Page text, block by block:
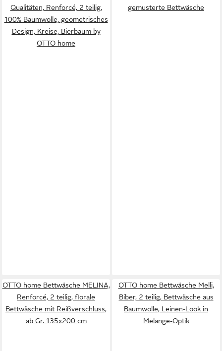
Qualitäten, Renforcé, 2 teilig,
100% Baumwolle, geometrisches
Design, Kreise, Bierbaum by
OTTO home
gemusterte Bettwäsche
OTTO home Bettwäsche MELINA,
Renforcé, 2 teilig, florale
Bettwäsche mit Reißverschluss,
ab Gr. 135x200 cm
OTTO home Bettwäsche Melli,
Biber, 2 teilig, Bettwäsche aus
Baumwolle, Leinen-Look in
Melange-Optik